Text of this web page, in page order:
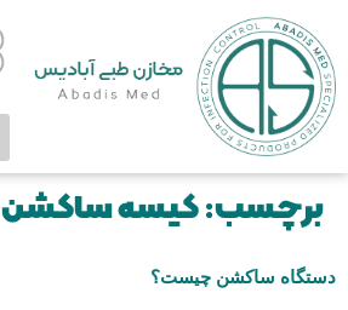
برچسب:کیسه ساکشن
دستگاه ساکشن چیست؟